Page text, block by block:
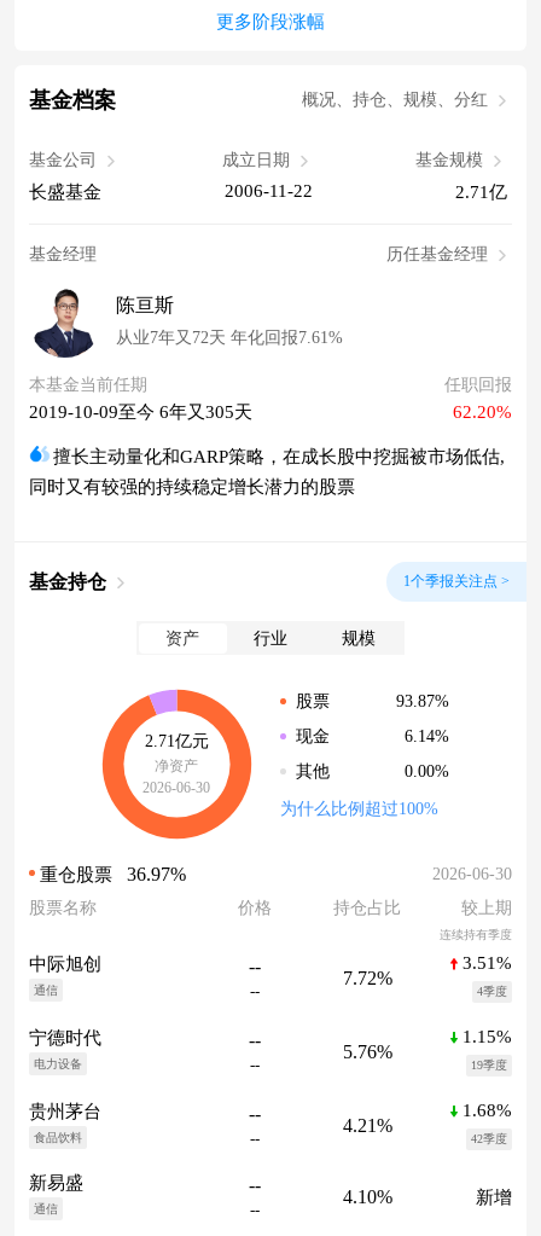
更多阶段涨幅
基金档案 概况、持仓、规模、分红
基金公司
长盛基金
成立日期
2006-11-22
基金规模
2.71亿
基金经理 历任基金经理
陈亘斯
从业7年又72天 年化回报7.61%
本基金当前任期
2019-10-09至今 6年又305天
任职回报
62.20%
擅长主动量化和GARP策略，在成长股中挖掘被市场低估,
同时又有较强的持续稳定增长潜力的股票
基金持仓 1个季报关注点 >
资产 行业 规模
2.71亿元
净资产
2026-06-30
股票
93.87%
现金
6.14%
其他
0.00%
为什么比例超过100%
重仓股票 36.97%
2026-06-30
股票名称
价格 持仓占比 较上期
连续持有季度
中际旭创
通信
--
--
7.72%
3.51%
4季度
宁德时代
电力设备
--
--
5.76%
1.15%
19季度
贵州茅台
食品饮料
--
--
4.21%
1.68%
42季度
新易盛
通信
--
--
4.10% 新增